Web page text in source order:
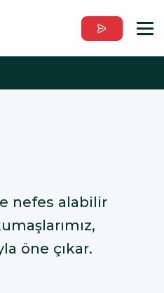
nefes alabilir
öne çıkar.